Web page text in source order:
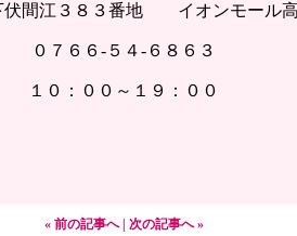
伏間江３８３番地 イオンモール
０７６６-５４-６８６３
１０：００～１９：００
« 前の記事へ| 次の記事へ »